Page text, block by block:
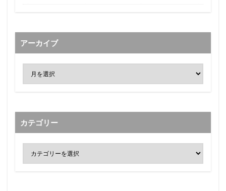
アーカイブ
カテゴリー